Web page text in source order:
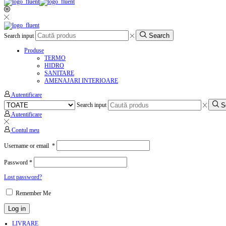
Search input Search
Produse
TERMO
HIDRO
SANITARE
AMENAJARI INTERIOARE
Autentificare
Search input
Autentificare
Contul meu
Username or email *
Password *
Lost password?
Remember Me
Log in
LIVRARE